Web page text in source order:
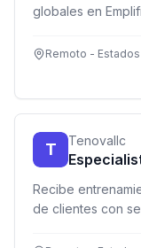
globales en
producto y
Remoto -
T Tenovallc
Recibe
de clientes con